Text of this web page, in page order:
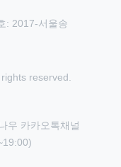
: 2017-서울송
reserved.
우 카카오톡채널